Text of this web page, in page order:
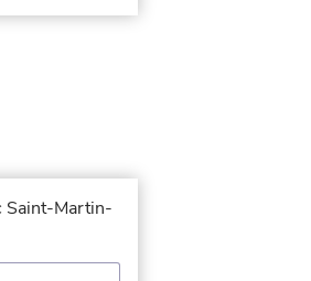
Saint-Martin-